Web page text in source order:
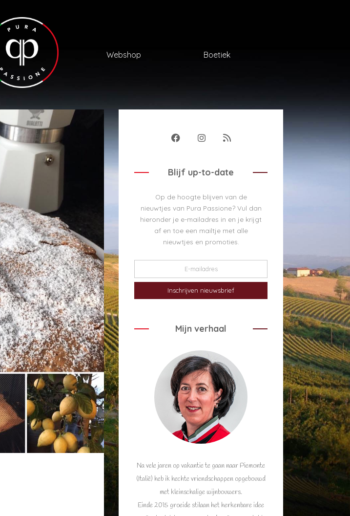
Webshop Boetiek
Blijf up-to-date
Op de hoogte blijven van de
nieuwtjes van Pura Passione? Vul dan
hieronder je e-mailadres in en je krijgt
af en toe een mailtje met alle
nieuwtjes en promoties.
Mijn verhaal
Na vele jaren op vakantie te gaan naar Piemonte
(Italië) heb ik hechte vriendschappen opgebouwd
met kleinschalige wijnbouwers.
Einde 2015 groeide stilaan het herkenbare idee